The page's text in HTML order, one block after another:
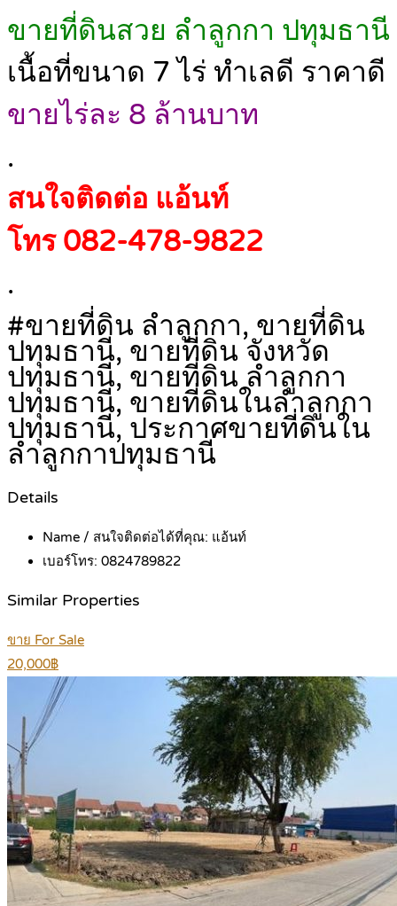
ขายที่ดินสวย ลำลูกกา ปทุมธานี
เนื้อที่ขนาด 7 ไร่ ทำเลดี ราคาดี
ขายไร่ละ 8 ล้านบาท
.
สนใจติดต่อ แอ้นท์
โทร 082-478-9822
.
#ขายที่ดิน ลำลูกกา, ขายที่ดิน
ปทุมธานี, ขายที่ดิน จังหวัด
ปทุมธานี, ขายที่ดิน ลำลูกกา
ปทุมธานี, ขายที่ดินในลำลูกกา
ปทุมธานี, ประกาศขายที่ดินใน
ลำลูกกาปทุมธานี
Details
Name / สนใจติดต่อได้ที่คุณ: แอ้นท์
เบอร์โทร: 0824789822
Similar Properties
ขาย For Sale
20,000฿